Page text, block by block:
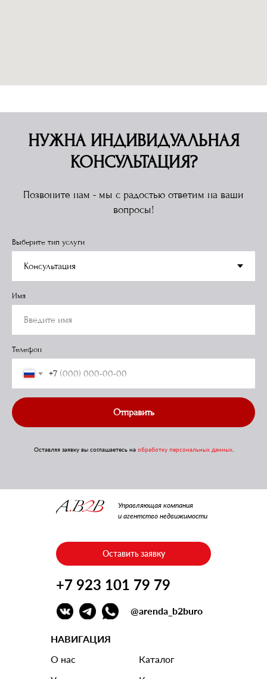
НУЖНА ИНДИВИДУАЛЬНАЯ
КОНСУЛЬТАЦИЯ?
Позвоните нам - мы с радостью ответим на ваши
вопросы!
Выберите тип услуги
Имя
Телефон
+7
Отправить
Оставляя заявку вы соглашаетесь на обработку персональных данных.
@arenda_b2buro
Каталог
О нас
НАВИГАЦИЯ
Управляющая компания
и агентство недвижимости
+7 923 101 79 79
Оставить заявку